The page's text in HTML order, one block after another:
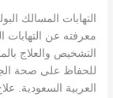
التهابات المسالك
معرفته عن التهابات
التشخيص والعلاج
للحفاظ على صحة
العربية السعودية.